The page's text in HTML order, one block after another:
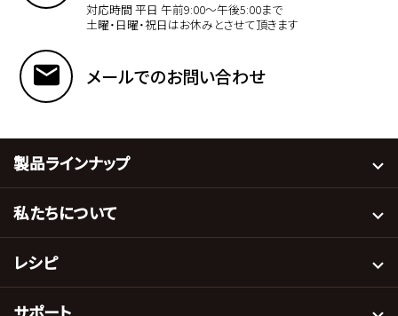
対応時間 平日 午前9:00〜午後5:00まで
土曜・日曜・祝日はお休みとさせて頂きます
メールでのお問い合わせ
製品ラインナップ
私たちについて
レシピ